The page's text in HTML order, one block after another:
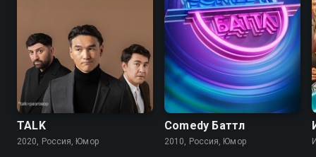
TALK
2020, Россия, Юмор
Comedy Баттл
2010, Россия, Юмор